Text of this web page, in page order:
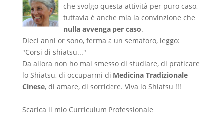
che svolgo questa attività per puro caso,
tuttavia è anche mia la convinzione che
nulla avvenga per caso.
Dieci anni or sono, ferma a un semaforo, leggo:
"Corsi di shiatsu..."
Da allora non ho mai smesso di studiare, di praticare
lo Shiatsu, di occuparmi di Medicina Tradizionale
Cinese, di amare, di sorridere. Viva lo Shiatsu !!!
Scarica il mio Curriculum Professionale